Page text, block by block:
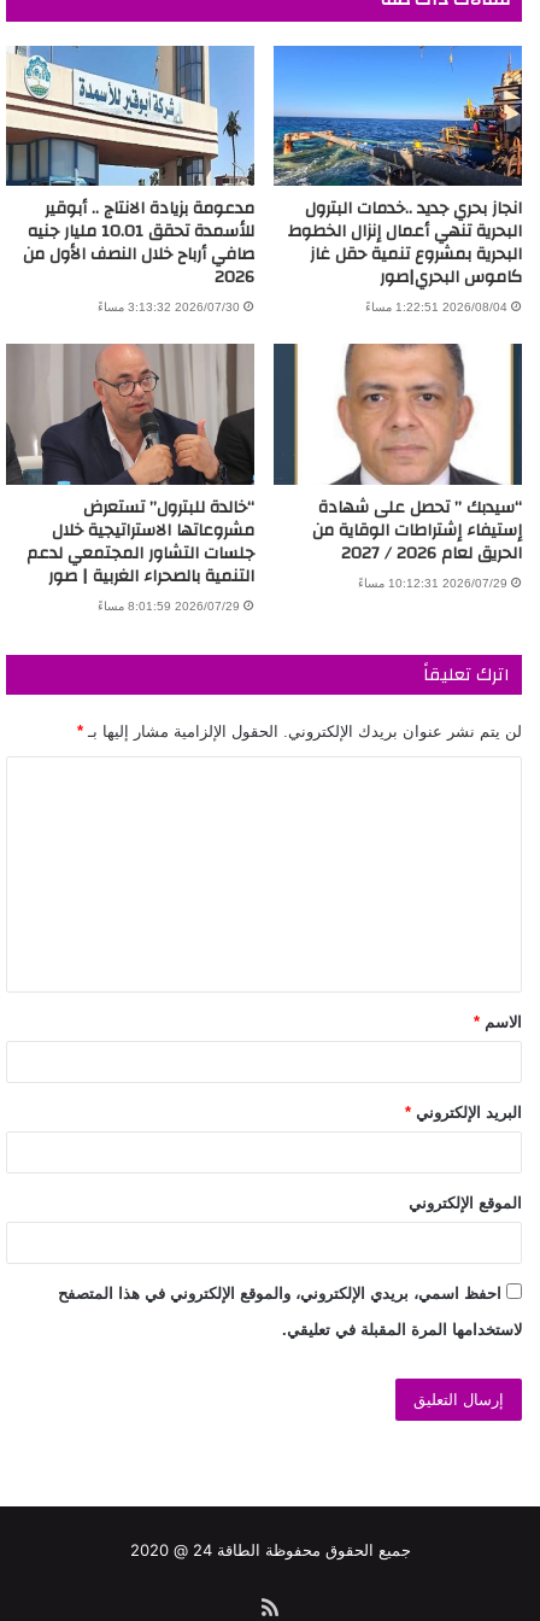
انجاز بحري جديد ..خدمات البترول
البحرية تنهي أعمال إنزال الخطوط
البحرية بمشروع تنمية حقل غاز
كاموس البحري|صور
2026/08/04 1:22:51 مساءً
مدعومة بزيادة الانتاج .. أبوقير
للأسمدة تحقق 10.01 مليار جنيه
صافي أرباح خلال النصف الأول من
2026
2026/07/30 3:13:32 مساءً
“سيدبك ” تحصل على شهادة
إستيفاء إشتراطات الوقاية من
الحريق لعام 2026 / 2027
2026/07/29 10:12:31 مساءً
“خالدة للبترول” تستعرض
مشروعاتها الاستراتيجية خلال
جلسات التشاور المجتمعي لدعم
التنمية بالصحراء الغربية | صور
2026/07/29 8:01:59 مساءً
اترك تعليقاً
لن يتم نشر عنوان بريدك الإلكتروني. الحقول الإلزامية مشار إليها بـ *
الاسم *
البريد الإلكتروني *
الموقع الإلكتروني
احفظ اسمي، بريدي الإلكتروني، والموقع الإلكتروني في هذا المتصفح
لاستخدامها المرة المقبلة في تعليقي.
جميع الحقوق محفوظة الطاقة 24 @ 2020
ملخص